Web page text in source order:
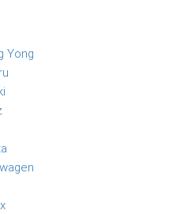
Yong